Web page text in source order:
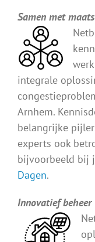
Samen met
integrale
Arnhem.
belangrijke
experts ook
bijvoorbeeld bij
Dagen.
Innovatief beheer